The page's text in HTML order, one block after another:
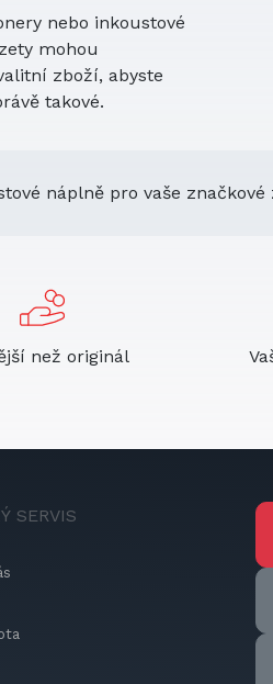
nebo inkoustové
mohou
zboží, abyste
takové.
náplně pro vaše značkové
než originál
SERVIS